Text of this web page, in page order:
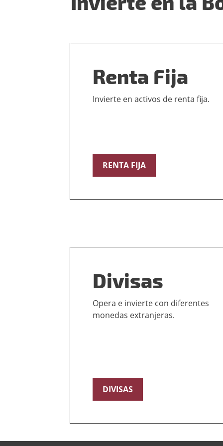
Renta Fija
Invierte en activos de renta fija.
RENTA FIJA
Divisas
Opera e invierte con diferentes
monedas extranjeras.
DIVISAS